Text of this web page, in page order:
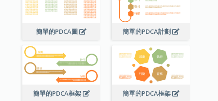
簡單的PDCA圖 簡單的PDCA計劃
簡單的PDCA框架 簡單的PDCA框架